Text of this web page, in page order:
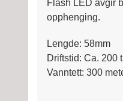
Flash LED avgir
opphenging.
Lengde: 58mm
Driftstid: Ca. 200
Vanntett: 300